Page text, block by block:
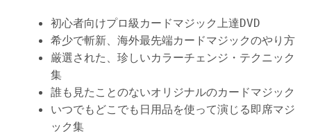
初心者向けプロ級カードマジック上達DVD
希少で斬新、海外最先端カードマジックのやり方
厳選された、珍しいカラーチェンジ・テクニック
集
誰も見たことのないオリジナルのカードマジック
いつでもどこでも日用品を使って演じる即席マジ
ック集